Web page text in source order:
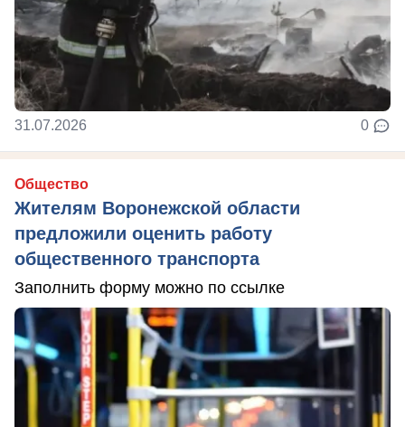
31.07.2026 0
Общество
Жителям Воронежской области
предложили оценить работу
общественного транспорта
Заполнить форму можно по ссылке